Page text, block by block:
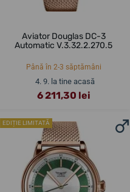
Aviator Douglas DC-3
Automatic V.3.32.2.270.5
Până în 2-3 săptămâni
4. 9. la tine acasă
6 211,30 lei
EDIȚIE LIMITATĂ